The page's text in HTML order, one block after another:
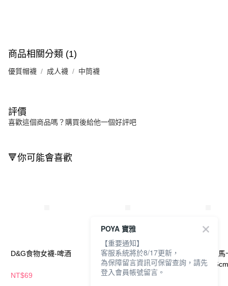
商品相關分類 (1)
優質帽襪 成人襪 中筒襪
評價
喜歡這個商品嗎？購買後給他一個好評吧
🔻你可能會喜歡
D&G食物女襪-啤酒
NT$69
D&G食物女襪2入-多組
合任選
NT$138
D&G食物童襪-馬
+甜甜圈-13-16cm
POYA 寶雅
【重要通知】
客服系統將於8/17更新，
為保障留言資訊可保留查詢，請先
登入會員帳號留言。